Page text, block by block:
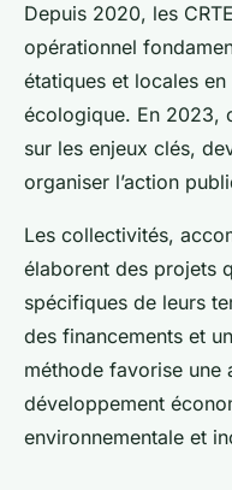
Depuis 2020, les
opérationnel
étatiques et locales
écologique. En 2023,
sur les enjeux clés,
organiser l’action
Les collectivités,
élaborent des projets
spécifiques de leurs
des financements et
méthode favorise une
développement
environnementale et